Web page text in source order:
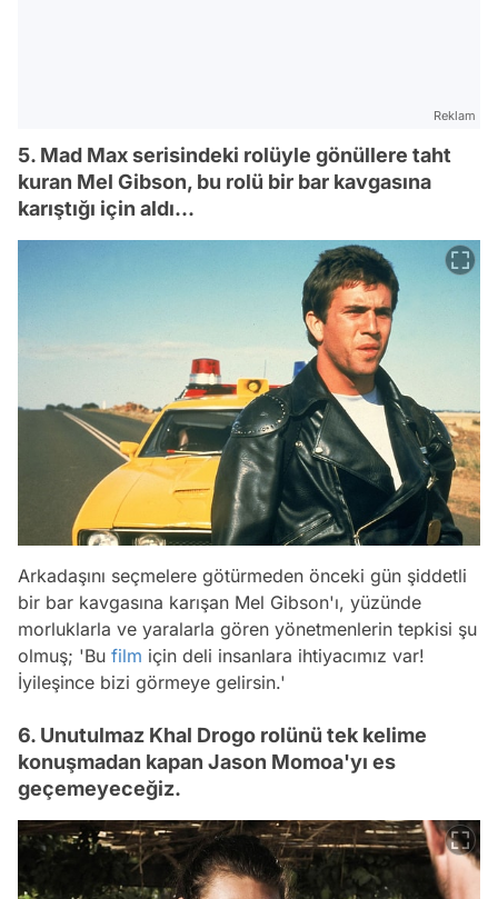
Reklam
5. Mad Max serisindeki rolüyle gönüllere taht
kuran Mel Gibson, bu rolü bir bar kavgasına
karıştığı için aldı...
Arkadaşını seçmelere götürmeden önceki gün şiddetli
bir bar kavgasına karışan Mel Gibson'ı, yüzünde
morluklarla ve yaralarla gören yönetmenlerin tepkisi şu
olmuş; 'Bu film için deli insanlara ihtiyacımız var!
İyileşince bizi görmeye gelirsin.'
6. Unutulmaz Khal Drogo rolünü tek kelime
konuşmadan kapan Jason Momoa'yı es
geçemeyeceğiz.